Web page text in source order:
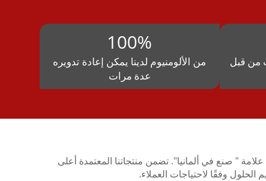
من قبل
100%
من الألومنيوم لدينا يمكن إعادة تدويره
عدة مرات
علامة " صنع في ألمانيا". تضمن منتجاتنا المعتمدة أعلى
الحلول وفقًا لاحتياجات العملاء.